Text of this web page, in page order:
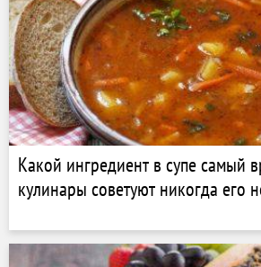
Какой ингредиент в супе самый
кулинары советуют никогда его